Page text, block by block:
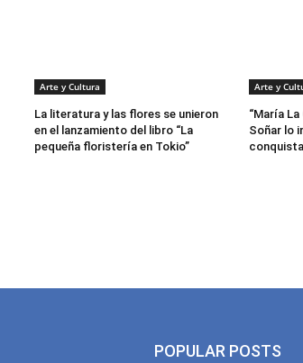
Arte y Cultura
La literatura y las flores se unieron
en el lanzamiento del libro “La
pequeña floristería en Tokio”
Arte y
“María
Soñar lo
POPULAR POSTS